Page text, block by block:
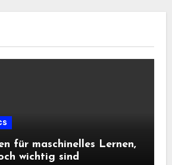
für maschinelles Lernen,
wichtig sind